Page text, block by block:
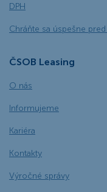
DPH
Chráňte sa úspešne
ČSOB Leasing
O nás
Informujeme
Kariéra
Kontakty
Výročné správy